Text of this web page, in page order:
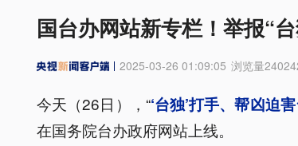
国台办网站新专栏！举报“
2025-03-26 01:09:05 浏览量
今天（26日），“‘台独’打手、帮凶迫
在国务院台办政府网站上线。